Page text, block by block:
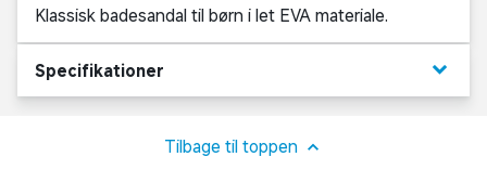
Klassisk badesandal til børn i let EVA materiale.
Specifikationer keyboard_arrow_down
Tilbage til toppen